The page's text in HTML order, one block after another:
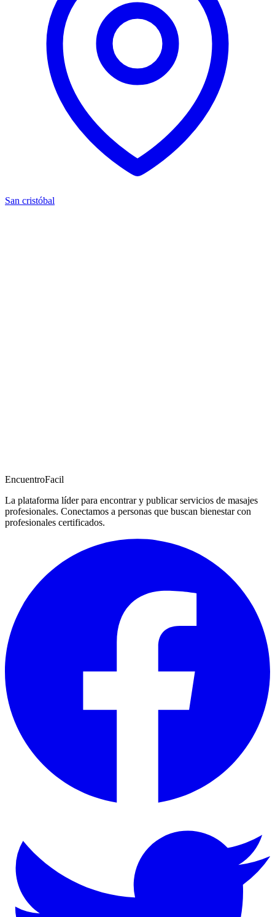
San cristóbal
EncuentroFacil
La plataforma líder para encontrar y publicar servicios de masajes
profesionales. Conectamos a personas que buscan bienestar con
profesionales certificados.